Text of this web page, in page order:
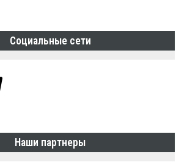
Социальные сети
Наши партнеры